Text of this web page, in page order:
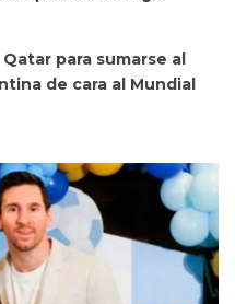
para sumarse al
de cara al Mundial